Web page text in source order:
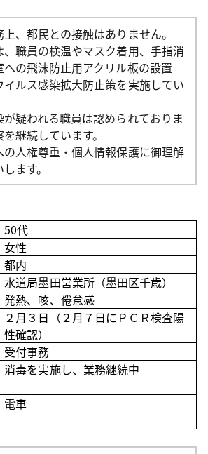
、都民との接触はありません。
職員の検温やマスク着用、手指消
の飛沫防止用アクリル板の設置
ルス感染拡大防止策を実施してい
疑われる職員は認められておりま
継続しています。
人権尊重・個人情報保護に御理解
ます。
50代
女性
都内
水道局墨田営業所（墨田区千歳）
発熱、咳、倦怠感
２月３日（２月７日にＰＣＲ検査陽
性確認）
受付事務
消毒を実施し、業務継続中
電車